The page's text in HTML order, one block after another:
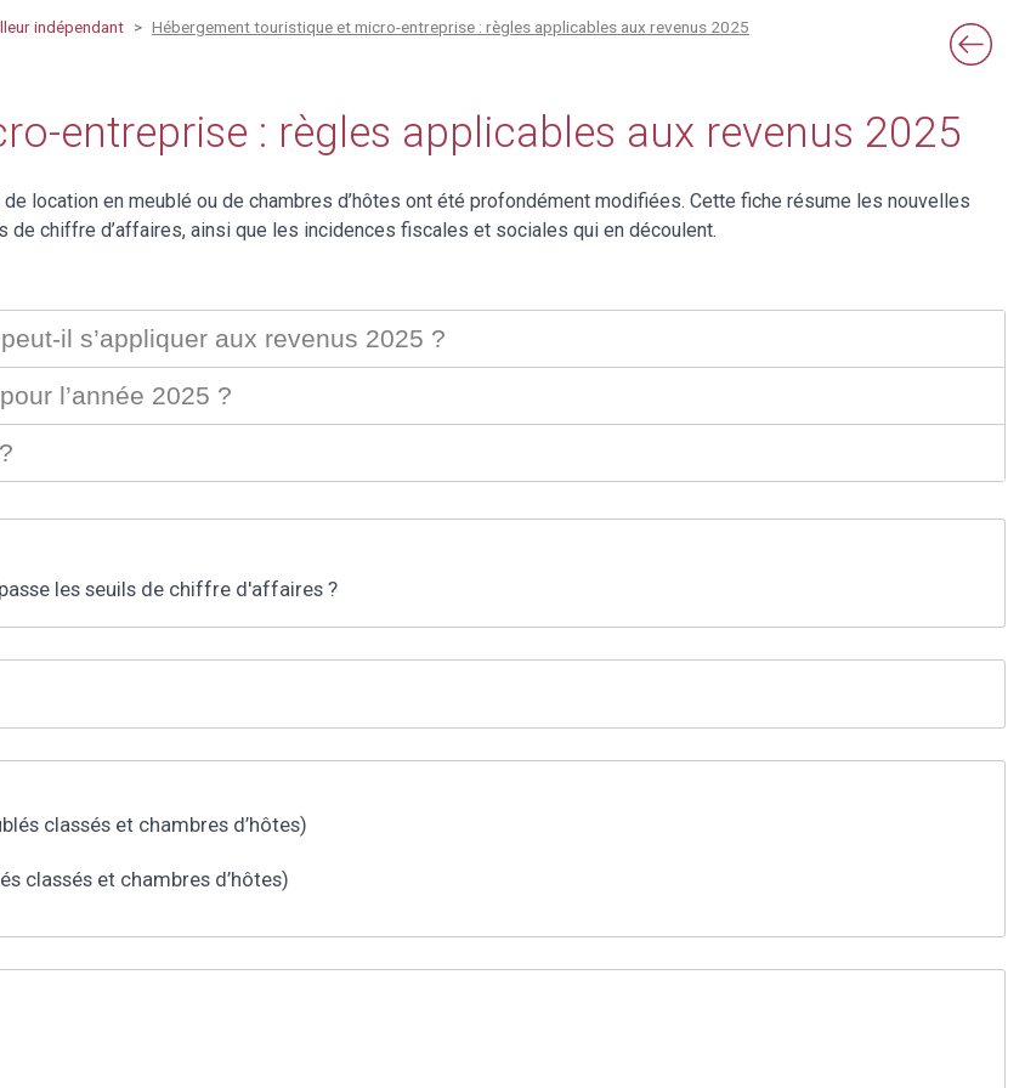
indépendant Hébergement touristique et micro-entreprise : règles applicables aux revenus 2025
entreprise : règles applicables aux revenus 2025
location en meublé ou de chambres d’hôtes ont été profondément modifiées. Cette fiche résume les nouvelles
chiffre d’affaires, ainsi que les incidences fiscales et sociales qui en découlent.
il s’appliquer aux revenus 2025 ?
l’année 2025 ?
les seuils de chiffre d'affaires ?
classés et chambres d’hôtes)
classés et chambres d’hôtes)